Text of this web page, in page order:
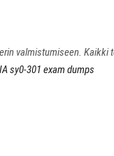
valmistumiseen. Kaikki
sy0-301 exam dumps